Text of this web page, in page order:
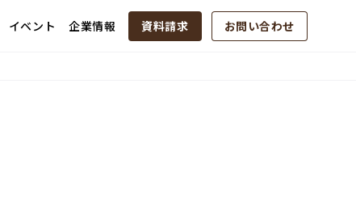
イベント 企業情報 資料請求 お問い合わせ